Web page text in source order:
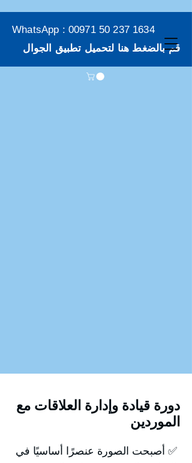
WhatsApp : 00971 50 237 1634
قم بالضغط هنا لتحميل تطبيق الجوال
دورة قيادة وإدارة العلاقات مع
الموردين
✅ أصبحت الصورة عنصرًا أساسيًا في